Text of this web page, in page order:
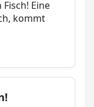
Eine
kommt